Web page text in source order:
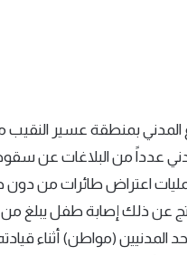
2021م، تلقى الدفاع المدني عدداً من
اعتراض طائرات من دون
المدنيين (مواطن) أثناء